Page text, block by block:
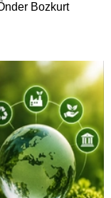
Bozkurt